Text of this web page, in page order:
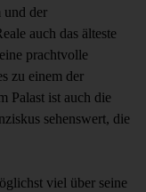
und der
auch das älteste
prachtvolle
zu einem der
Palast ist auch die
sehenswert, die
viel über seine